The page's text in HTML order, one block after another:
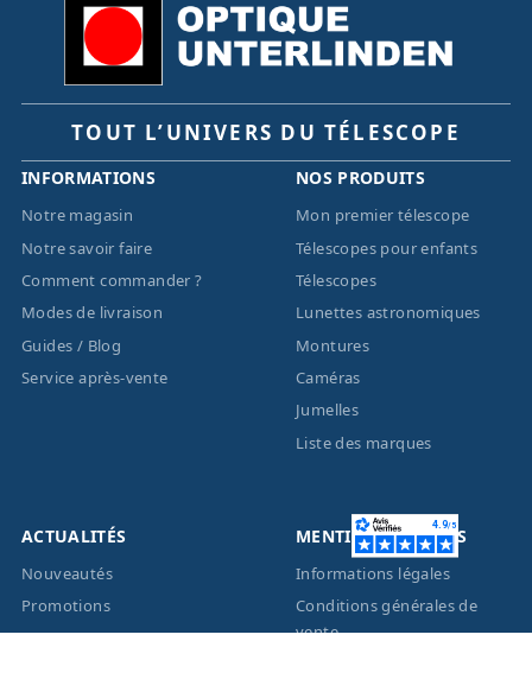
TOUT L’UNIVERS DU TÉLESCOPE
INFORMATIONS
Notre magasin
Notre savoir faire
Comment commander ?
Modes de livraison
Guides / Blog
Service après-vente
NOS PRODUITS
Mon premier télescope
Télescopes pour enfants
Télescopes
Lunettes astronomiques
Montures
Caméras
Jumelles
Liste des marques
ACTUALITÉS
Nouveautés
Promotions
Facebook
MENTIONS LÉGALES
Informations légales
Conditions générales de
vente